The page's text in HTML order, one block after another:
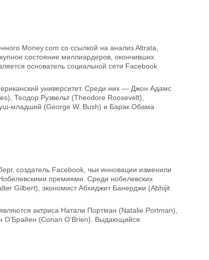
Money.com со ссылкой на анализ Altrata,
состояние миллиардеров, окончивших
основатель социальной сети Facebook
университет. Среди них — Джон Адамс
Теодор Рузвельт (Theodore Roosevelt),
младший (George W. Bush) и Барак Обама
создатель Facebook, чьи инновации изменили
премиями. Среди нобелевских
Gilbert), экономист Абхиджит Банерджи (Abhijit
актриса Натали Портман (Natalie Portman),
О’Брайен (Conan O’Brien). Выдающийся